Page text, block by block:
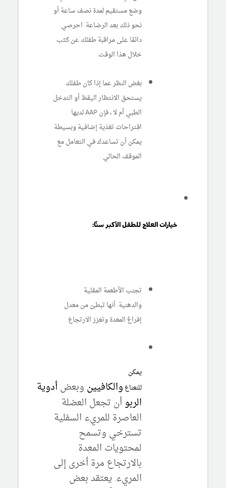
وضع مستقيم لمدة نصف ساعة أو
نحو ذلك بعد الرضاعة. احرصي
دائمًا على مراقبة طفلك عن كثب
خلال هذا الوقت.
بغض النظر عما إذا كان طفلك
يستحق الانتظار اليقظ أو التدخل
الطبي أم لا ، فإن AAP لديها
اقتراحات تغذية إضافية وبسيطة
يمكن أن تساعدك في التعامل مع
الموقف الحالي.
خيارات العلاج للطفل الأكبر سنًا:
تجنب الأطعمة المقلية
والدهنية. أنها تبطئ من معدل
إفراغ المعدة وتعزز الارتجاع.
يمكن
للنعناع والكافيين وبعضأدوية
الربوأن تجعل العضلة
العاصرة للمريء السفلية
تسترخي وتسمح
لمحتويات المعدة
بالارتجاع مرة أخرى إلى
المريء. يعتقد بعض